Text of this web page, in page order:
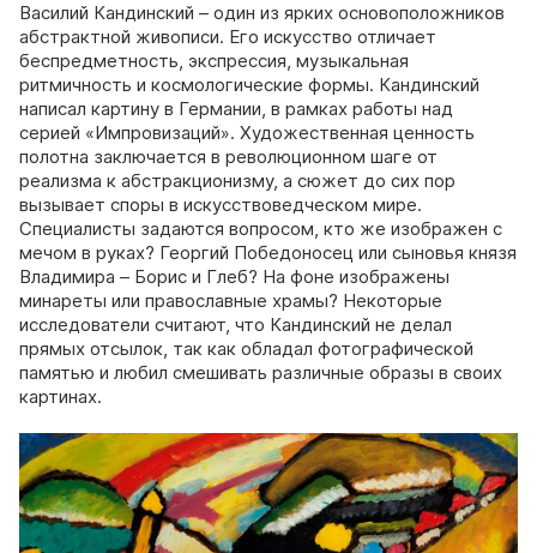
Василий Кандинский – один из ярких основоположников
абстрактной живописи. Его искусство отличает
беспредметность, экспрессия, музыкальная
ритмичность и космологические формы. Кандинский
написал картину в Германии, в рамках работы над
серией «Импровизаций». Художественная ценность
полотна заключается в революционном шаге от
реализма к абстракционизму, а сюжет до сих пор
вызывает споры в искусствоведческом мире.
Специалисты задаются вопросом, кто же изображен с
мечом в руках? Георгий Победоносец или сыновья князя
Владимира – Борис и Глеб? На фоне изображены
минареты или православные храмы? Некоторые
исследователи считают, что Кандинский не делал
прямых отсылок, так как обладал фотографической
памятью и любил смешивать различные образы в своих
картинах.